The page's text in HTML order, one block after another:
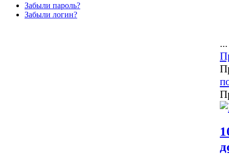
Забыли пароль?
Забыли логин?
...